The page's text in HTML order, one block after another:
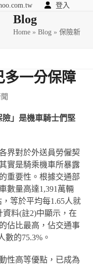
登入
Blog
Home »Blog »保險新
多一分保障
」是機車騎士們堅
界對於外送員勞僱契
實是騎乘機車所暴露
重要性。根據交通部
數量高達1,391萬輛
，等於平均每1.65人就
資料(註2)中顯示，在
佔比最高，佔交通事
數的75.3%。
性高等優點，已成為